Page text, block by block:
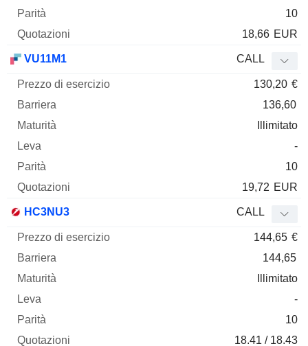
10
18,66 EUR
VU11M1 CALL
130,20 €
136,60
Illimitato
-
10
19,72 EUR
HC3NU3 CALL
144,65 €
144,65
Illimitato
-
10
18.41 / 18.43